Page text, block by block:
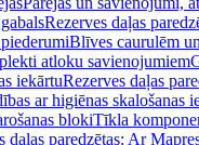
Rezerves daļas
Blīves caurulēm
atloku savienojumiem
iekārtuRezerves daļas
ar higiēnas skalošanas
blokiTīkla
daļas paredzētas: Ar